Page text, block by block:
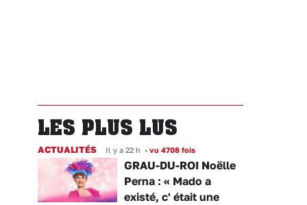
LES PLUS LUS
ACTUALITÉS Il y a 22 h • vu 4708 fois
GRAU-DU-ROI Noëlle
Perna : « Mado a
existé, c' était une